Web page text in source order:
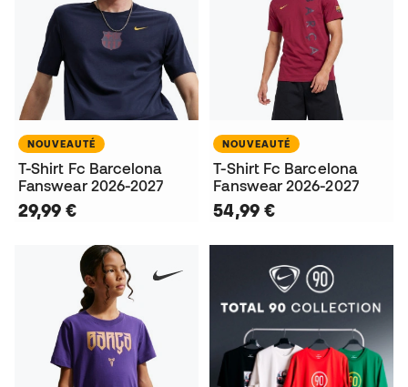
NOUVEAUTÉ
T-Shirt Fc Barcelona
Fanswear 2026-2027
29,99 €
NOUVEAUTÉ
T-Shirt Fc Barcelona
Fanswear 2026-2027
54,99 €